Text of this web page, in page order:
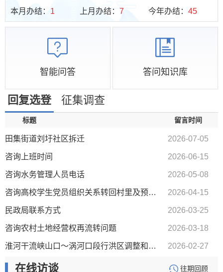
本月办结： 1 上月办结： 7 今年办结：45
智能问答 答问知识库
回复选登 征集调查
标题 留言时间
田集街道刘圩社区拆迁 2026-07-05
咨询上班时间 2026-06-15
咨询水务管理人员电话 2026-05-08
咨询高校学生党员组织关系转回村里及预备党员转正相关流程 2026-04-15
民政局联系方式 2026-03-25
咨询农村土地经营权再流转问题 2026-03-18
淮河干流峡山口～涡河口段行洪区调整和建设工程沿淮各村拆迁事宜 2026-02-27
在线访谈 往期回顾